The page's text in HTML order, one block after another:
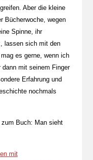
Aber die kleine
Bücherwoche, wegen
Spinne, ihr
lassen sich mit den
es gerne, wenn ich
mit seinem Finger
Erfahrung und
nochmals
Buch: Man sieht
mit